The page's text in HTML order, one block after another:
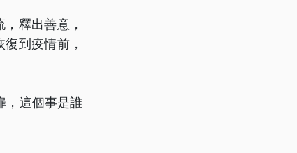
釋出善意，
到疫情前，
，這個事是誰